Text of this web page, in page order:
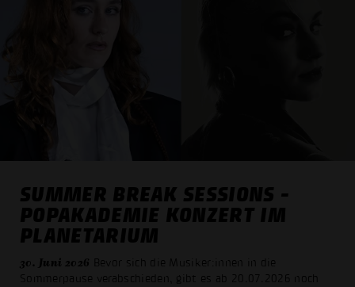
SUMMER BREAK SESSIONS -
POPAKADEMIE KONZERT IM
PLANETARIUM
30. Juni 2026 Bevor sich die Musiker:innen in die
Sommerpause verabschieden, gibt es ab 20.07.2026 noch